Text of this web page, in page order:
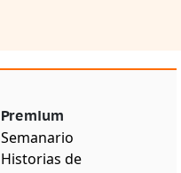
Premium
Semanario
Historias de